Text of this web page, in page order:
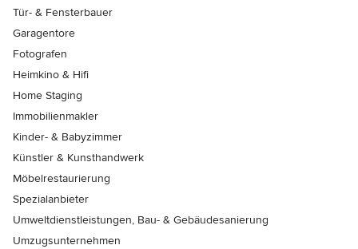
Tür- & Fensterbauer
Garagentore
Fotografen
Heimkino & Hifi
Home Staging
Immobilienmakler
Kinder- & Babyzimmer
Künstler & Kunsthandwerk
Möbelrestaurierung
Spezialanbieter
Umweltdienstleistungen, Bau- & Gebäudesanierung
Umzugsunternehmen